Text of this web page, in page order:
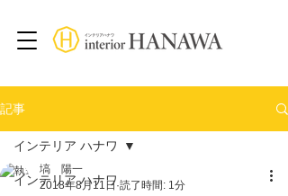
記事
インテリア ハナワ
インテリア ハナワ
塙 陽一
2018年8月11日 読了時間: 1分